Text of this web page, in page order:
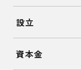
設立
資本金